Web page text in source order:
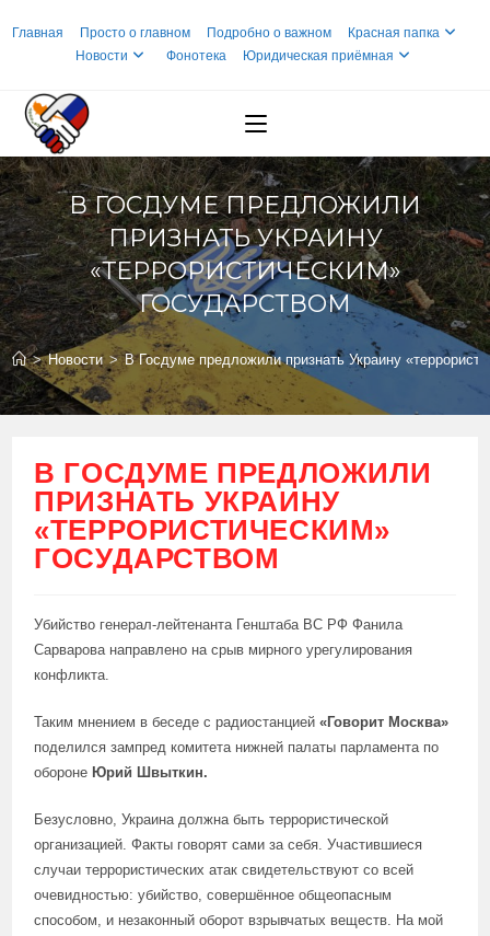
Главная Просто о главном Подробно о важном
Красная папка
Новости
Фонотека Юридическая приёмная
В ГОСДУМЕ ПРЕДЛОЖИЛИ
ПРИЗНАТЬ УКРАИНУ
«ТЕРРОРИСТИЧЕСКИМ»
ГОСУДАРСТВОМ
> Новости > В Госдуме предложили признать Украину
В ГОСДУМЕ ПРЕДЛОЖИЛИ
ПРИЗНАТЬ УКРАИНУ
«ТЕРРОРИСТИЧЕСКИМ»
ГОСУДАРСТВОМ
Убийство генерал-лейтенанта Генштаба ВС РФ Фанила
Сарварова направлено на срыв мирного урегулирования
конфликта.
Таким мнением в беседе с радиостанцией«Говорит Москва»
поделился зампред комитета нижней палаты парламента по
обороне Юрий Швыткин.
Безусловно, Украина должна быть террористической
организацией. Факты говорят сами за себя. Участившиеся
случаи террористических атак свидетельствуют со всей
очевидностью: убийство, совершённое общеопасным
способом, и незаконный оборот взрывчатых веществ. На мой